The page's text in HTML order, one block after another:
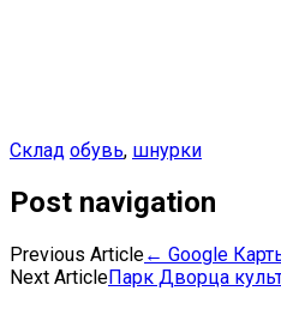
Склад обувь, шнурки
Post navigation
Previous Article← Google
Next ArticleПарк Дворца